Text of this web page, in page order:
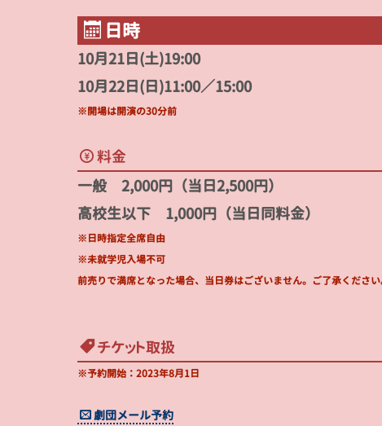
日時
10月21日(土)19:00
10月22日(日)11:00／15:00
※開場は開演の30分前
料金
一般 2,000円（当日2,500円）
高校生以下 1,000円（当日同料金）
※日時指定全席自由
※未就学児入場不可
前売りで満席となった場合、当日券はございません。ご了承くださ
チケット取扱
※予約開始：2023年8月1日
劇団メール予約